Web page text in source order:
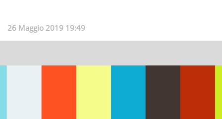
26 Maggio 2019 19:49